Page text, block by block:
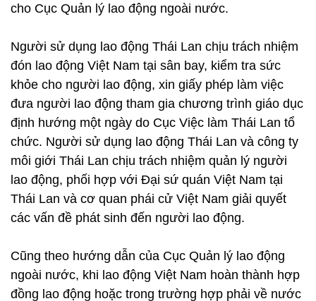
cho Cục Quản lý lao động ngoài nước.
Người sử dụng lao động Thái Lan chịu trách nhiệm
đón lao động Việt Nam tại sân bay, kiểm tra sức
khỏe cho người lao động, xin giấy phép làm việc
đưa người lao động tham gia chương trình giáo dục
định hướng một ngày do Cục Việc làm Thái Lan tổ
chức. Người sử dụng lao động Thái Lan và công ty
môi giới Thái Lan chịu trách nhiệm quản lý người
lao động, phối hợp với Đại sứ quán Việt Nam tại
Thái Lan và cơ quan phái cử Việt Nam giải quyết
các vấn đề phát sinh đến người lao động.
Cũng theo hướng dẫn của Cục Quản lý lao động
ngoài nước, khi lao động Việt Nam hoàn thành hợp
đồng lao động hoặc trong trường hợp phải về nước